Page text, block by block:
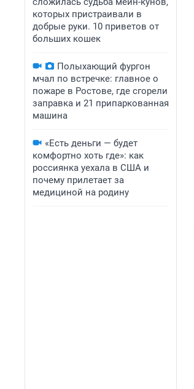
которых пристраивали в
добрые руки. 10 приветов от
больших кошек
Полыхающий фургон
мчал по встречке: главное о
пожаре в Ростове, где сгорели
заправка и 21 припаркованная
машина
«Есть деньги — будет
комфортно хоть где»: как
россиянка уехала в США и
почему прилетает за
медициной на родину